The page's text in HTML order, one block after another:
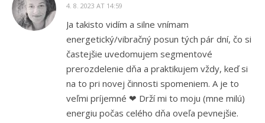
4. 8. 2023 AT 14:59
Ja takisto vidím a silne vnímam
energetický/vibračný posun tých pár dní, čo si
častejšie uvedomujem segmentové
prerozdelenie dňa a praktikujem vždy, keď si
na to pri novej činnosti spomeniem. A je to
veľmi príjemné ❤ Drží mi to moju (mne milú)
energiu počas celého dňa oveľa pevnejšie.